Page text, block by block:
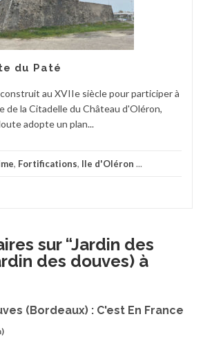
du Paté
au XVIIe siècle pour participer à
de la Citadelle du Château d'Oléron,
adopte un plan...
, Fortifications, Ile d'Oléron ...
sur “Jardin des
des douves) à
(Bordeaux) : C'est En France